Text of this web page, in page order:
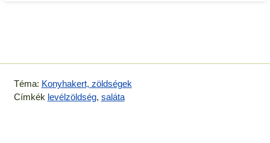
Téma: Konyhakert, zöldségek
Címkék levélzöldség, saláta